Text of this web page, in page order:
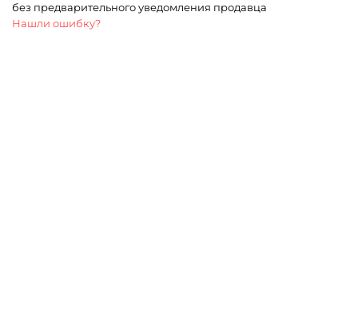
без предварительного уведомления продавца
Нашли ошибку?